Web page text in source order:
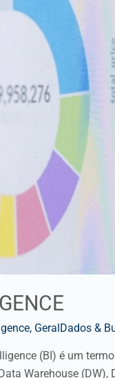
, GeralDados &
(BI) é um
Warehouse